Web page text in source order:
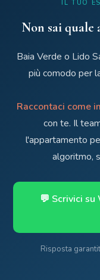
IL TUO
Non sai quale
Baia Verde o Lido
più comodo per
Raccontaci come
con te. Il
l'appartamento
algoritmo,
💬 Scrivici
Risposta